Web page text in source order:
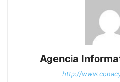
Agencia
http://